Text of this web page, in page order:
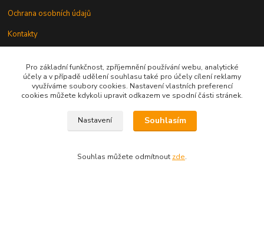
Ochrana osobních údajů
Kontakty
Pro základní funkčnost, zpříjemnění používání webu, analytické
účely a v případě udělení souhlasu také pro účely cílení reklamy
využíváme soubory cookies. Nastavení vlastních preferencí
cookies můžete kdykoli upravit odkazem ve spodní části stránek.
Nastavení Souhlasím
Souhlas můžete odmítnout zde.